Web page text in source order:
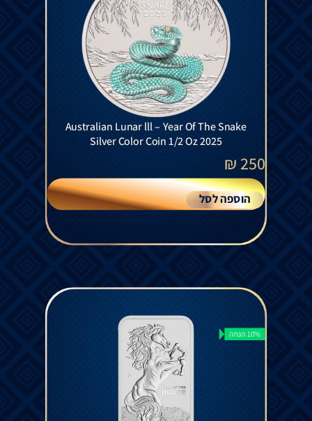
Australian Lunar lll – Year Of The Snake
Silver Color Coin 1/2 Oz 2025
250
₪
הוספה לסל
10% הנחה